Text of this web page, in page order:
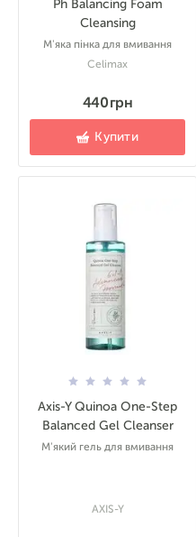
Ph Balancing Foam
Cleansing
М'яка пінка для вмивання
Celimax
440 грн
Купити
Axis-Y Quinoa One-Step
Balanced Gel Cleanser
М'який гель для вмивання
AXIS-Y